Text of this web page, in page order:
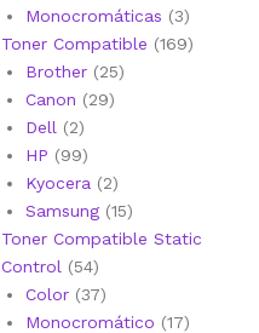
productos
Monocromáticas 33
productos
Toner Compatible 169169
Brother 2525
Canon 2929
Dell 22
productos
HP 9999
productos
Kyocera 22
productos
Samsung 1515
productos
Toner Compatible Static
Control
5454
productos
Color 3737
productos
Monocromático 1717